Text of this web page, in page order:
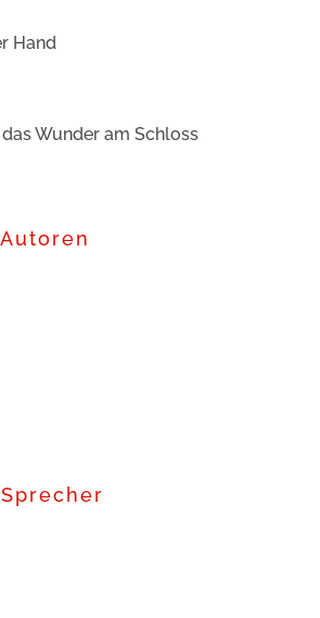
Hand
Wunder am Schloss
Autoren
Sprecher